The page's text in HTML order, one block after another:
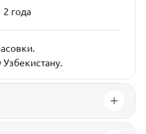
2 года